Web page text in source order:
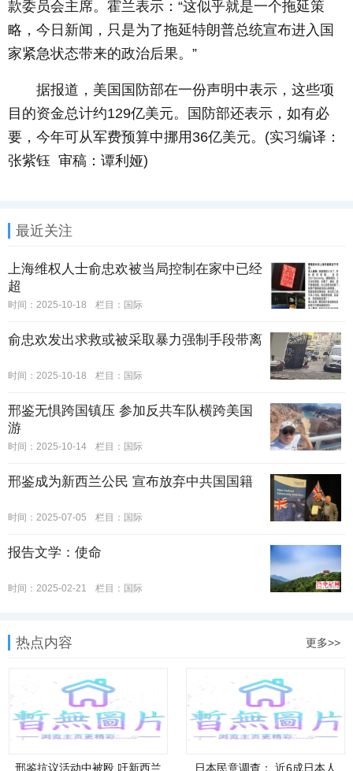
款委员会主席。霍兰表示：“这似乎就是一个拖延策
略，今日新闻，只是为了拖延特朗普总统宣布进入国
家紧急状态带来的政治后果。”
据报道，美国国防部在一份声明中表示，这些项
目的资金总计约129亿美元。国防部还表示，如有必
要，今年可从军费预算中挪用36亿美元。(实习编译：
张紫钰 审稿：谭利娅)
最近关注
上海维权人士俞忠欢被当局控制在家中已经
超
时间：2025-10-18 栏目： 国际
俞忠欢发出求救或被采取暴力强制手段带离
时间：2025-10-18 栏目： 国际
邢鉴无惧跨国镇压 参加反共车队横跨美国
游
时间：2025-10-14 栏目： 国际
邢鉴成为新西兰公民 宣布放弃中共国国籍
时间：2025-07-05 栏目： 国际
报告文学：使命
时间：2025-02-21 栏目： 国际
热点内容 更多>>
邢鉴抗议活动中被殴 吁新西兰 日本民意调查： 近6成日本人